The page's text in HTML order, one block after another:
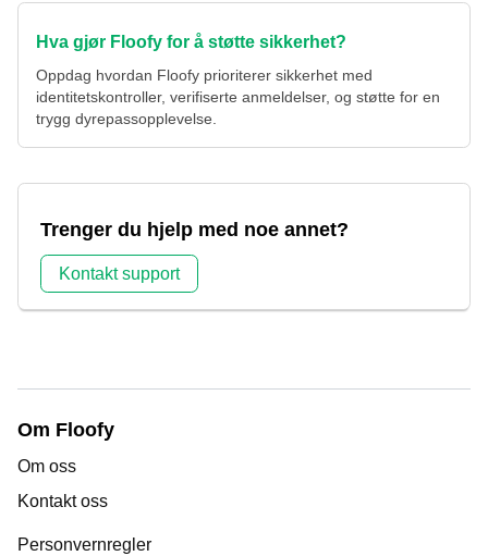
Hva gjør Floofy for å støtte sikkerhet?
Oppdag hvordan Floofy prioriterer sikkerhet med
identitetskontroller, verifiserte anmeldelser, og støtte for en
trygg dyrepassopplevelse.
Trenger du hjelp med noe annet?
Kontakt support
Om Floofy
Om oss
Kontakt oss
Personvernregler